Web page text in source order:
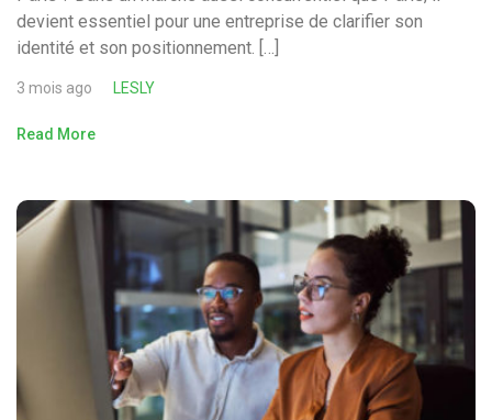
devient essentiel pour une entreprise de clarifier son
identité et son positionnement. […]
3 mois ago LESLY
Read More